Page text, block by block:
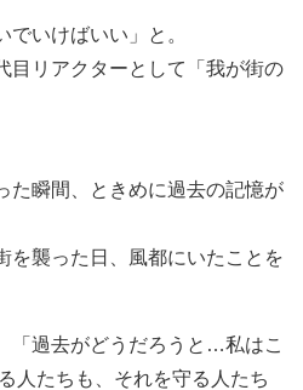
でいけばいい」と。
目リアクターとして「我が街の
た瞬間、ときめに過去の記憶が
を襲った日、風都にいたことを
過去がどうだろうと…私はこ
人たちも、それを守る人たち